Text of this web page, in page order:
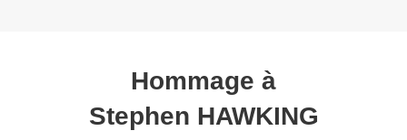
Hommage à
Stephen HAWKING